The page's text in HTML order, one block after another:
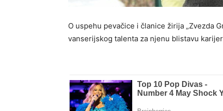
O uspehu pevačice i članice žirija „Zvezda
vanserijskog talenta za njenu blistavu